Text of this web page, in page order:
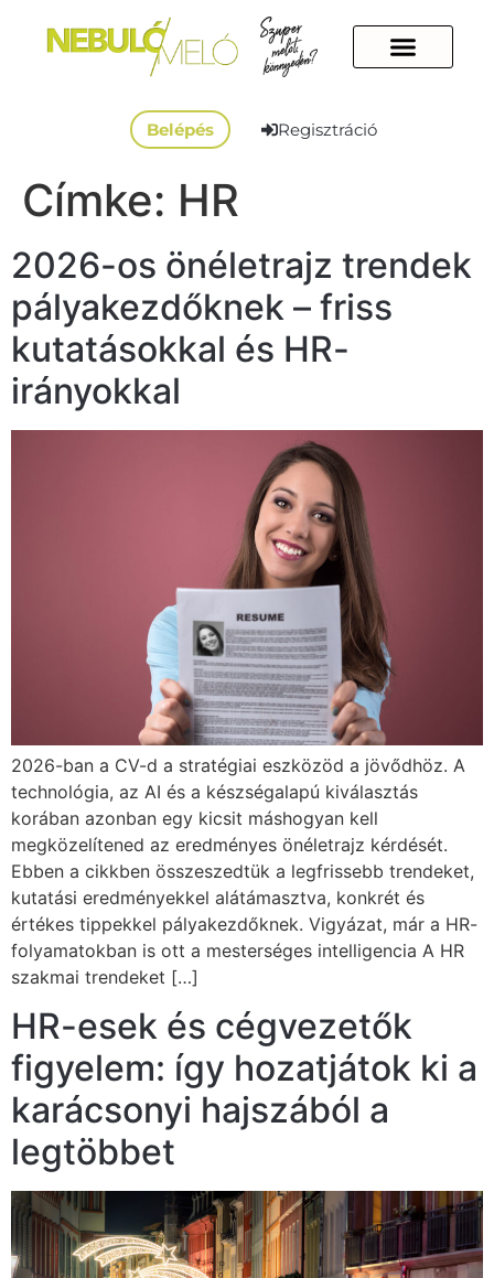
Belépés Regisztráció
Címke: HR
2026-os önéletrajz trendek
pályakezdőknek – friss
kutatásokkal és HR-
irányokkal
2026-ban a CV-d a stratégiai eszközöd a jövődhöz. A
technológia, az AI és a készségalapú kiválasztás
korában azonban egy kicsit máshogyan kell
megközelítened az eredményes önéletrajz kérdését.
Ebben a cikkben összeszedtük a legfrissebb trendeket,
kutatási eredményekkel alátámasztva, konkrét és
értékes tippekkel pályakezdőknek. Vigyázat, már a HR-
folyamatokban is ott a mesterséges intelligencia A HR
szakmai trendeket […]
HR-esek és cégvezetők
figyelem: így hozatjátok ki a
karácsonyi hajszából a
legtöbbet